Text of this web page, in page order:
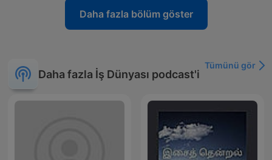
Daha fazla bölüm göster
Daha fazla İş Dünyası podcast'i
Tümünü gör